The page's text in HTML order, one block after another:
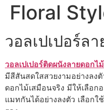
Floral
วอลเปเปอร์ล
วอลเปเปอร์ติดผนังลายดอกไม้
มีสีสันสดใสสวยงามอย่างลงตั
ดอกไม้เสมือนจริง มีให้เลือ
แมทกันได้อย่างลงตัว เลือกใ